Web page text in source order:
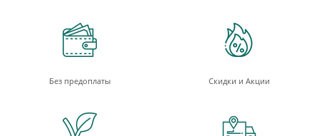
Без предоплаты Скидки и Акции